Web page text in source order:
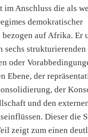
im Anschluss die als
demokratischer
auf Afrika. Er
sechs strukturierenden
oder
Ebene, der
der
und den
Dieser die
zeigt zum einen